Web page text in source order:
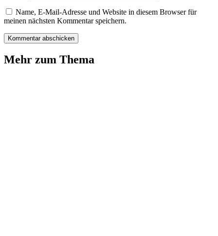
Name, E-Mail-Adresse und Website in diesem Browser für
meinen nächsten Kommentar speichern.
Mehr zum Thema